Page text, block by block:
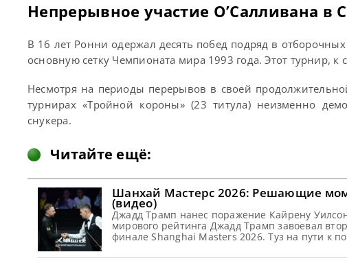
Непрерывное участие О’Салливана в
В 16 лет Ронни одержал десять побед подряд в
основную сетку Чемпионата мира 1993 года. Этот турнир, к
Несмотря на периоды перерывов в своей
турнирах «Тройной короны» (23 титула) неизменно
снукера.
Читайте ещё:
Шанхай Мастерс 2026: Решающие
(видео)
Джадд Трамп нанес поражение Кайрену
мирового рейтинга Джадд Трамп завоевал
финале Shanghai Masters 2026. Туз на пути к